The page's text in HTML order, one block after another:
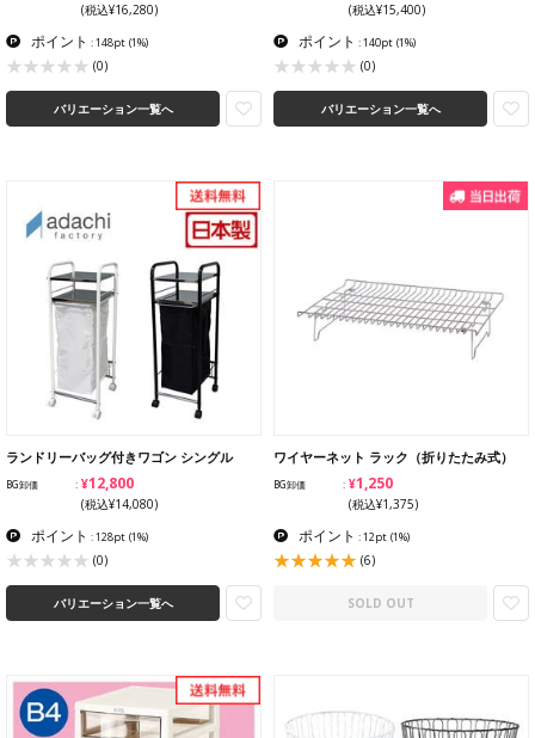
(税込¥16,280)
ポイント : 148pt (1%)
(0)
バリエーション一覧へ
(税込¥15,400)
ポイント : 140pt (1%)
(0)
バリエーション一覧へ
ランドリーバッグ付きワゴン シングル
BG卸価 ¥12,800
(税込¥14,080)
ポイント : 128pt (1%)
(0)
バリエーション一覧へ
ワイヤーネット ラック（折りたたみ式）
BG卸価 ¥1,250
(税込¥1,375)
ポイント : 12pt (1%)
(6)
SOLD OUT